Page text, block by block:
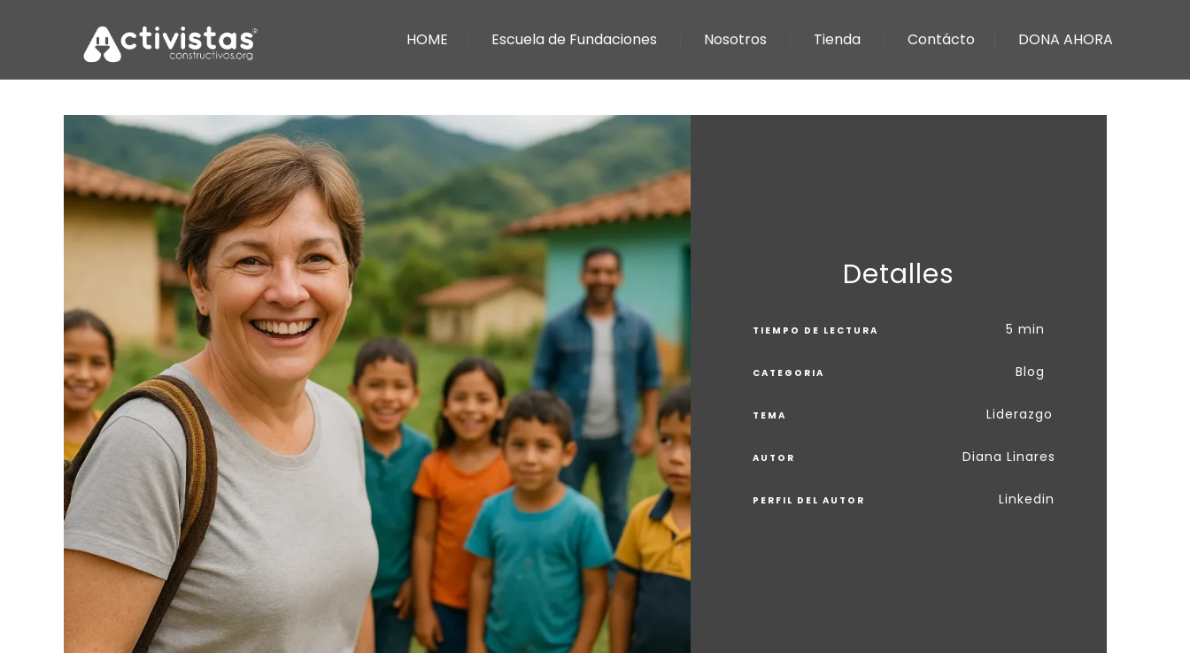
HOME Escuela de Fundaciones Nosotros Tienda Contácto DONA AHORA
Detalles
TIEMPO DE LECTURA 5 min
CATEGORIA Blog
TEMA Liderazgo
AUTOR Diana Linares
PERFIL DEL AUTOR Linkedin